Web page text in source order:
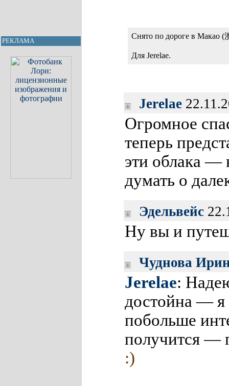
РЕКЛАМА
Снято по дороге в Макао (
Для Jerelae.
Jerelae
Огромное
теперь
эти облака
думать о
Эдельвейс
Ну вы и
Чуднова
Jerelae:
достойна — я
побольше
получится —
:)